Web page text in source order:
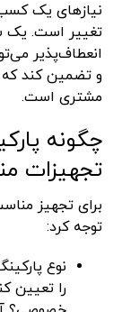
نیازهای یک
تغییر است. یک
انعطاف‌پذیر
و تضمین کند که
مشتری است.
چگونه
تجهیزات
برای تجهیز
توجه کرد:
نوع
را تعیین